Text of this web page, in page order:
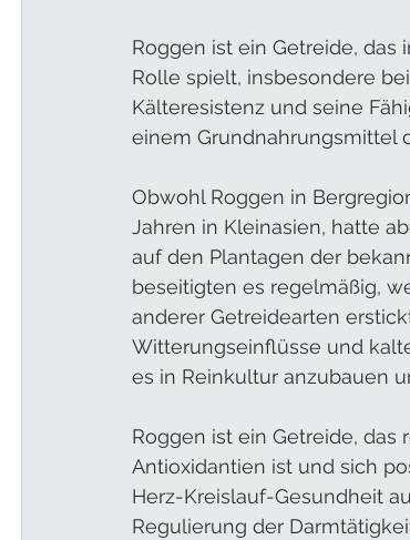
Roggen ist ein Getreide,
Rolle spielt, insbesondere
Kälteresistenz und seine
einem Grundnahrungsmittel
Obwohl Roggen in
Jahren in Kleinasien, hatte
auf den Plantagen der
beseitigten es regelmäßig,
anderer Getreidearten
Witterungseinflüsse und
es in Reinkultur anzubauen
Roggen ist ein Getreide, das
Antioxidantien ist und sich
Herz-Kreislauf-Gesundheit
Regulierung der